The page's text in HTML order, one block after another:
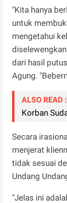
"Kita hanya
untuk
mengetahui
dari hasil
Agung.
ALSO READ :
Korban
Secara
menjerat
tidak sesuai
Undang
"Jelas ini